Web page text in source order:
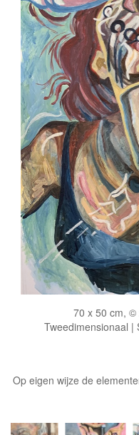
70 x 50 cm, ©
Tweedimensionaal |
Op eigen wijze de